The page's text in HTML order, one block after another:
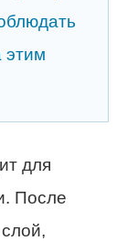
этим
для
После